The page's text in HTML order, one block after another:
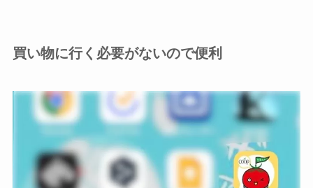
買い物に行く必要がないので便利